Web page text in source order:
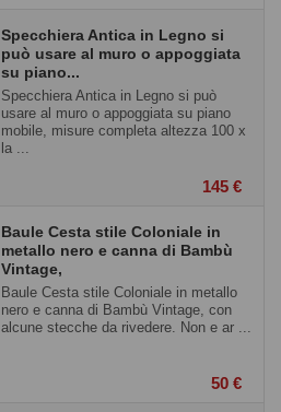
Specchiera Antica in Legno si
può usare al muro o appoggiata
su piano...
Specchiera Antica in Legno si può
usare al muro o appoggiata su piano
mobile, misure completa altezza 100 x
la ...
145 €
Baule Cesta stile Coloniale in
metallo nero e canna di Bambù
Vintage,
Baule Cesta stile Coloniale in metallo
nero e canna di Bambù Vintage, con
alcune stecche da rivedere. Non e ar ...
50 €